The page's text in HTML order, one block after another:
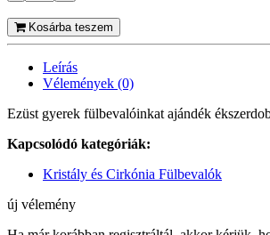
Kosárba teszem
Leírás
Vélemények (0)
Ezüst gyerek fülbevalóinkat ajándék
Kapcsolódó kategóriák:
Kristály és Cirkónia Fülbevalók
új vélemény